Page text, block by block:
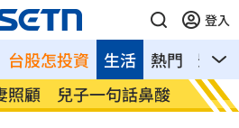
登入
台股怎投資 熱門 影音
生活
照顧 兒子一句話鼻酸 別只